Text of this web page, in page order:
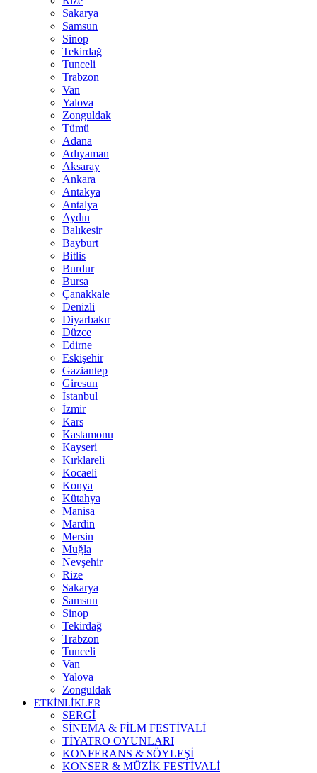
Sakarya
Samsun
Sinop
Tekirdağ
Tunceli
Trabzon
Van
Yalova
Zonguldak
Tümü
Adana
Adıyaman
Aksaray
Ankara
Antakya
Antalya
Aydın
Balıkesir
Bayburt
Bitlis
Burdur
Bursa
Çanakkale
Denizli
Diyarbakır
Düzce
Edirne
Eskişehir
Gaziantep
Giresun
İstanbul
İzmir
Kars
Kastamonu
Kayseri
Kırklareli
Kocaeli
Konya
Kütahya
Manisa
Mardin
Mersin
Muğla
Nevşehir
Rize
Sakarya
Samsun
Sinop
Tekirdağ
Trabzon
Tunceli
Van
Yalova
Zonguldak
ETKİNLİKLER
SERGİ
SİNEMA & FİLM FESTİVALİ
TİYATRO OYUNLARI
KONFERANS & SÖYLEŞİ
KONSER & MÜZİK FESTİVALİ